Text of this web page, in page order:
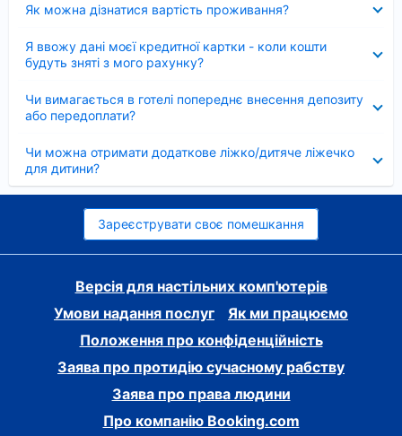
Як можна дізнатися вартість проживання?
Я ввожу дані моєї кредитної картки - коли кошти
будуть зняті з мого рахунку?
Чи вимагається в готелі попереднє внесення депозиту
або передоплати?
Чи можна отримати додаткове ліжко/дитяче ліжечко
для дитини?
Зареєструвати своє помешкання
Версія для настільних комп'ютерів
Умови надання послуг
Як ми працюємо
Положення про конфіденційність
Заява про протидію сучасному рабству
Заява про права людини
Про компанію Booking.com